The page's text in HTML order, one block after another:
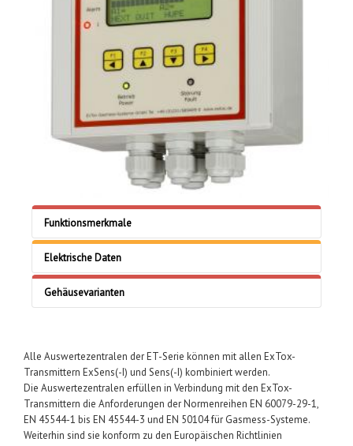
Funktionsmerkmale
Transmitteranzahl:
1 (4-20 mA)
Signalauswertung:
Alarm-/Störungs-/Anzeige:
Beleuchtetes 4-zeiliges Display zur Anzeige von
Messwerten, Meldungen und Alarmen,
Balkendarstellung der Konzentration
Grüne LED als Betriebsanzeige
Elektrische Daten
Versorgungsspannung:
230 V AC bzw. 24 V DC (wahlweise nutzbar)
20 W (230 V AC: max. 0,08 A , 24 V DC: max. 0,8 A)
Gehäusevarianten
Schalttafeleinbau
19''-Rack
Alle Auswertezentralen der ET-Serie können mit allen ExTox-
Transmittern ExSens(-I) und Sens(-I) kombiniert werden.
Die Auswertezentralen erfüllen in Verbindung mit den ExTox-
Transmittern die Anforderungen der Normenreihen EN 60079-29-1,
EN 45544-1 bis EN 45544-3 und EN 50104 für Gasmess-Systeme.
Weiterhin sind sie konform zu den Europäischen Richtlinien